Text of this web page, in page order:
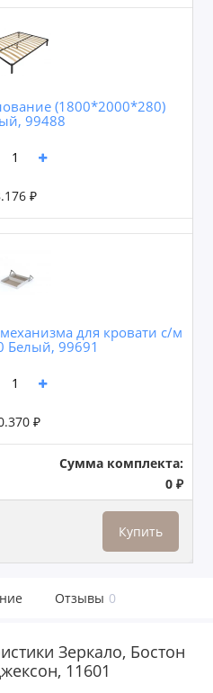
(1800*2000*280)
99488
₽
для кровати с/м
Белый, 99691
₽
Сумма комплекта:
0 ₽
Купить
Отзывы 0
Зеркало, Бостон
11601